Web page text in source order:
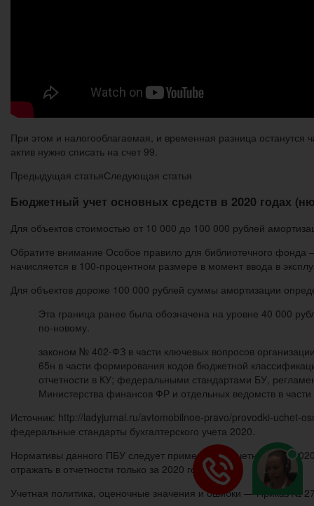
При этом и налогооблагаемая, и временная разница
актив нужно списать на счет 99.
Предыдущая статьяСледующая статья
Бюджетный учет основных средств в 2020 годах
Для объектов стоимостью от 10 000 до 100 000 рублей
Обратите внимание Особое правило для библиотечного
начисляется в 100-процентном размере в момент ввода в
Для объектов дороже 100 000 рублей суммы амортизации
Эта граница ранее была обозначена на уровне 40 000
по-новому.
законом № 402-ФЗ в части ключевых вопросов
65н в части формирования кодов бюджетной
отчетности в КУ; федеральными стандартами БУ,
Министерства финансов ФР и отдельных ведомств в
Источник: http://ladyjurnal.ru/avtomobilnoe-pravo/provodki-uchet-
федеральные стандарты бухгалтерского учета 2020.
Нормативы данного ПБУ следует применять к отчетности за
отражать в отчетности только за 2020 год.
Учетная политика, оценочные значения и ошибки — Приказ №